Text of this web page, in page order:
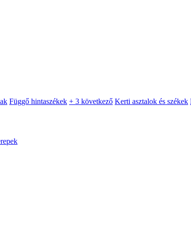
Függő hintaszékek + 3 következő Kerti asztalok és székek